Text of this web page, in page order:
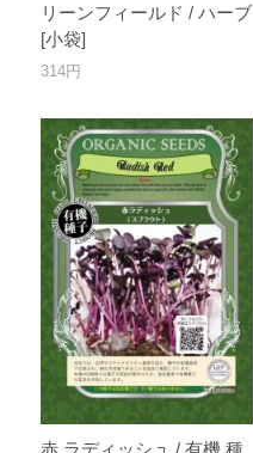
リーンフィールド / ハーブ
[小袋]
314円
赤 ラディッシュ / 有機 種